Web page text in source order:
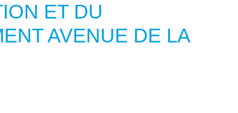
ET DU
AVENUE DE LA